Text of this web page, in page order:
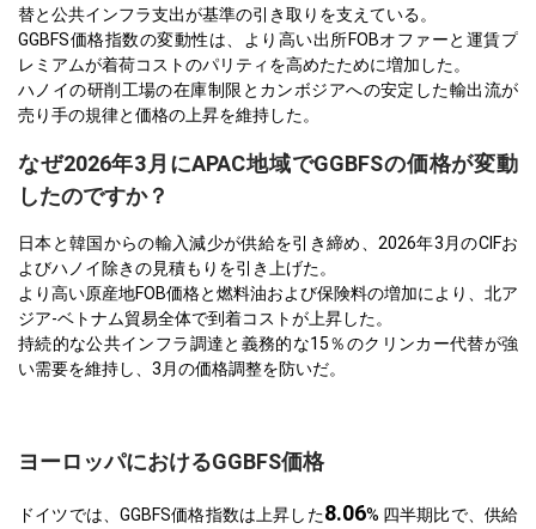
替と公共インフラ支出が基準の引き取りを支えている。
GGBFS価格指数の変動性は、より高い出所FOBオファーと運賃プ
レミアムが着荷コストのパリティを高めたために増加した。
ハノイの研削工場の在庫制限とカンボジアへの安定した輸出流が
売り手の規律と価格の上昇を維持した。
なぜ2026年3月にAPAC地域でGGBFSの価格が変動
したのですか？
日本と韓国からの輸入減少が供給を引き締め、2026年3月のCIFお
よびハノイ除きの見積もりを引き上げた。
より高い原産地FOB価格と燃料油および保険料の増加により、北ア
ジア-ベトナム貿易全体で到着コストが上昇した。
持続的な公共インフラ調達と義務的な15％のクリンカー代替が強
い需要を維持し、3月の価格調整を防いだ。
ヨーロッパにおけるGGBFS価格
ドイツでは、GGBFS価格指数は上昇した8.06% 四半期比で、供給